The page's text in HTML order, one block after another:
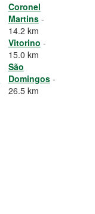
Coronel
Martins-
14.2 km
Vitorino -
15.0 km
São
Domingos-
26.5 km